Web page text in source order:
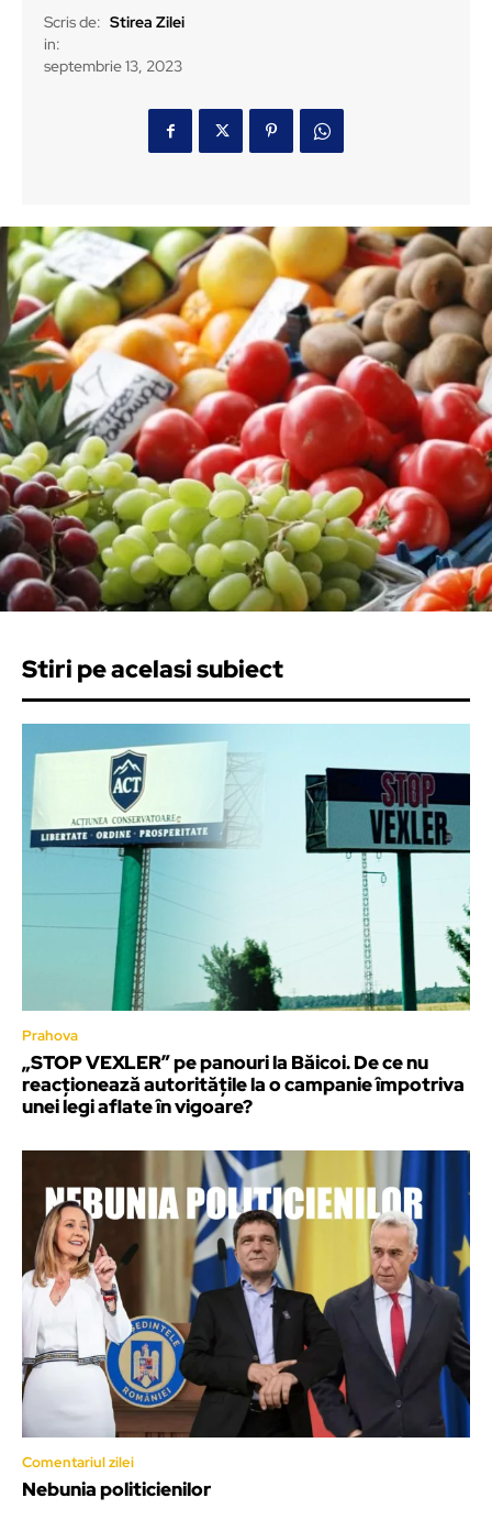
Scris de: Stirea Zilei
in:
septembrie 13, 2023
Stiri pe acelasi subiect
Prahova
„STOP VEXLER” pe panouri la Băicoi. De ce nu
reacționează autoritățile la o campanie împotriva
unei legi aflate în vigoare?
Comentariul zilei
Nebunia politicienilor